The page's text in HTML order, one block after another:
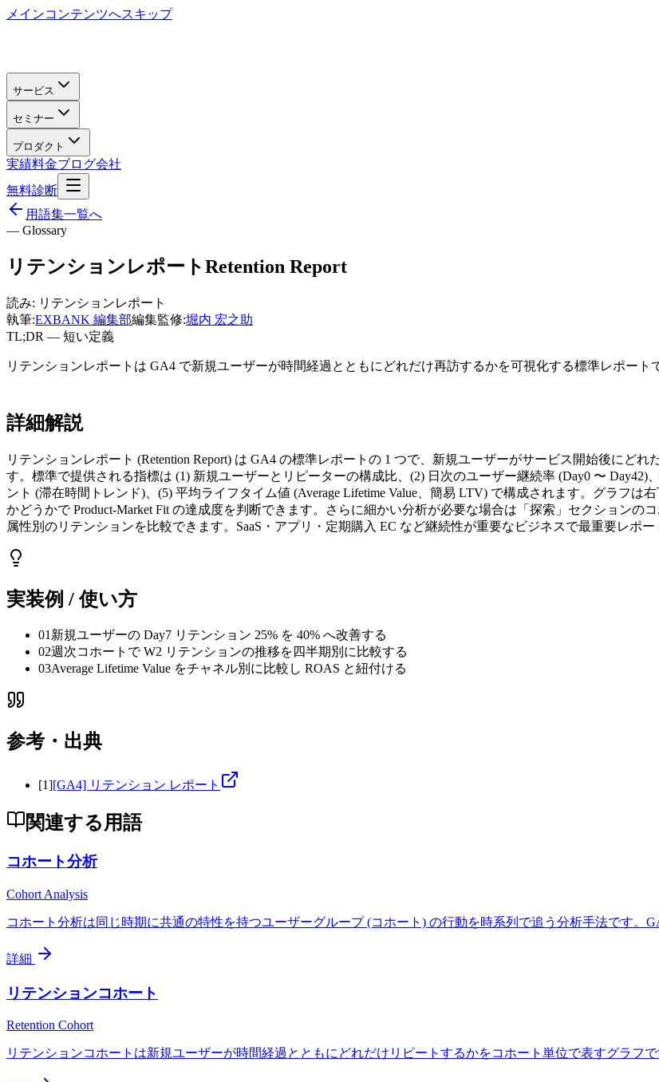
メインコンテンツへスキップ
サービス
セミナー
プロダクト
実績料金ブログ会社
無料診断
用語集一覧へ
— Glossary
リテンションレポートRetention Report
読み: リテンションレポート
執筆:EXBANK 編集部編集監修:堀内 宏之助
TL;DR — 短い定義
リテンションレポートは GA4 で新規ユーザーが時間経過とともにどれだけ再訪するかを可視化する標準レポー
詳細解説
リテンションレポート (Retention Report) は GA4 の標準レポートの 1 つで、新規ユーザーがサービス開始後にど
す。標準で提供される指標は (1) 新規ユーザーとリピーターの構成比、(2) 日次のユーザー継続率 (Day0 〜 Day42)
ント (滞在時間トレンド)、(5) 平均ライフタイム値 (Average Lifetime Value、簡易 LTV) で構成されます。グラフ
かどうかで Product-Market Fit の達成度を判断できます。さらに細かい分析が必要な場合は「探索」セクション
属性別のリテンションを比較できます。SaaS・アプリ・定期購入 EC など継続性が重要なビジネスで最重要レポー
実装例 / 使い方
01新規ユーザーの Day7 リテンション 25% を 40% へ改善する
02週次コホートで W2 リテンションの推移を四半期別に比較する
03Average Lifetime Value をチャネル別に比較し ROAS と紐付ける
参考・出典
[1][GA4] リテンション レポート
関連する用語
コホート分析
Cohort Analysis
コホート分析は同じ時期に共通の特性を持つユーザーグループ (コホート) の行動を時系列で追う分析手法です。
詳細
リテンションコホート
Retention Cohort
リテンションコホートは新規ユーザーが時間経過とともにどれだけリピートするかをコホート単位で表すグラフ